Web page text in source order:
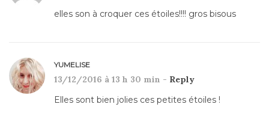
elles son à croquer ces étoiles!!!! gros bisous
YUMELISE
13/12/2016 à 13 h 30 min - Reply
Elles sont bien jolies ces petites étoiles !